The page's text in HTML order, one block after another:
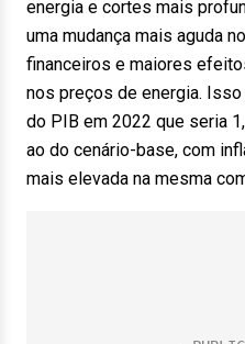
energia e cortes mais
uma mudança mais aguda
financeiros e maiores
nos preços de energia.
do PIB em 2022 que seria
ao do cenário-base, com
mais elevada na mesma